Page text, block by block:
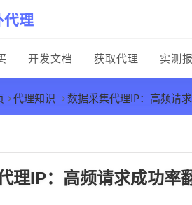
开发文档 获取代理 实测
代理知识 数据采集代理IP：高频请
理IP：高频请求成功率